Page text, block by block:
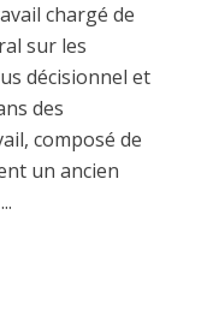
chargé de
sur les
décisionnel et
des
composé de
un ancien